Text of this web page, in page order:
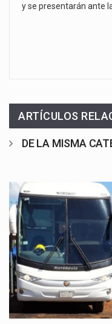
y se presentarán ante
ARTÍCULOS
DE LA MISMA